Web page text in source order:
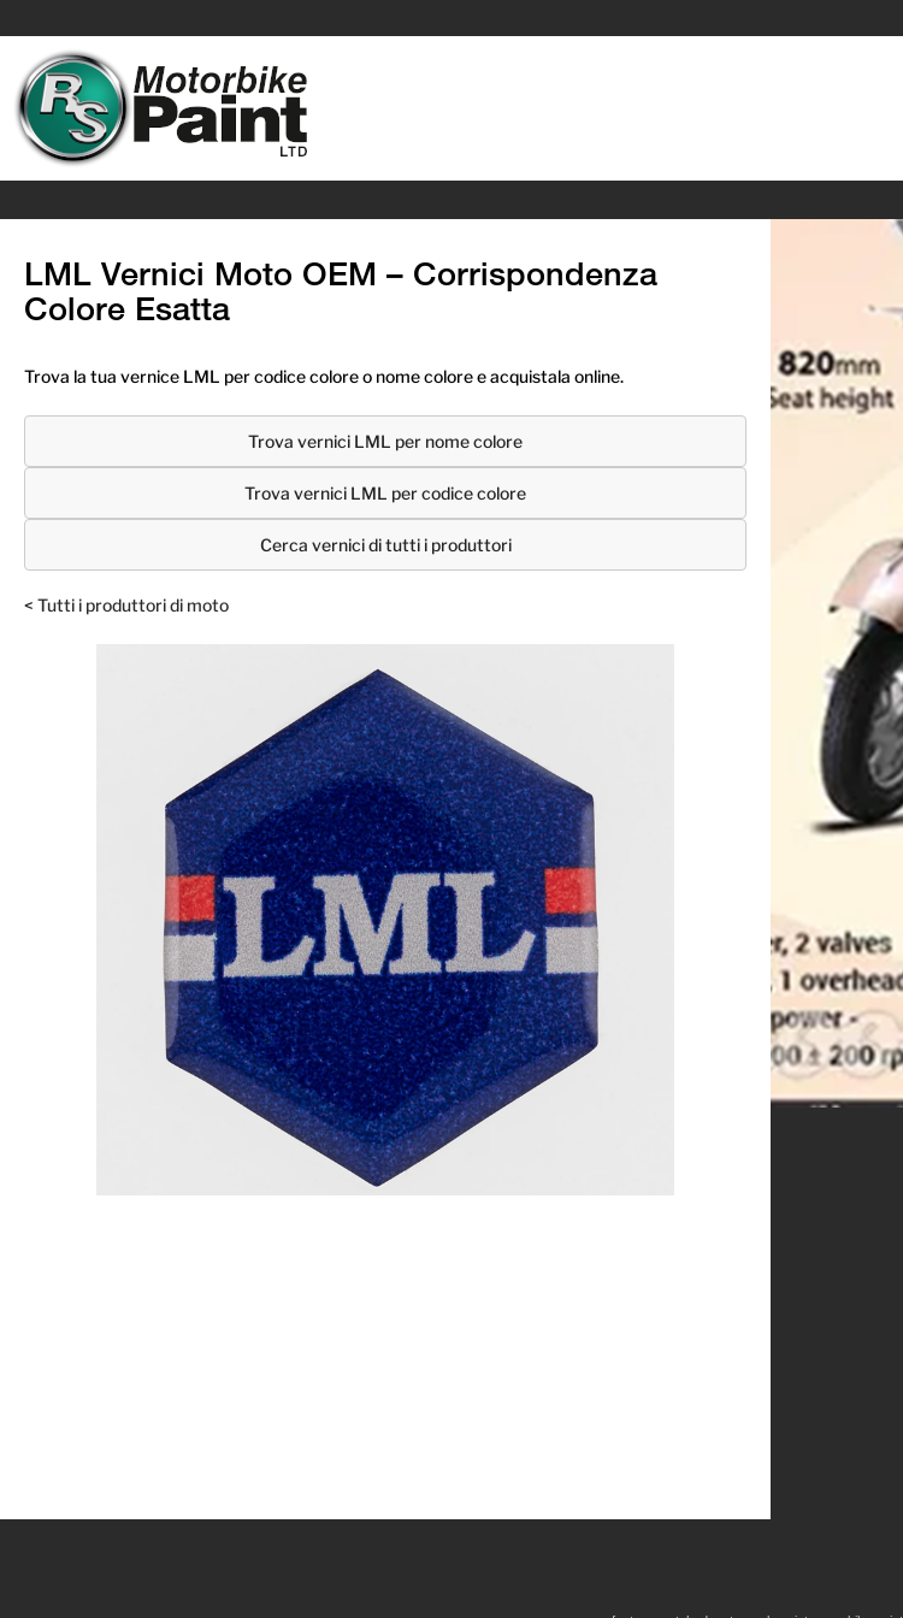
LML Vernici Moto OEM – Corrispondenza
Colore Esatta
Trova la tua vernice LML per codice colore o nome colore e acquistala online.
Trova vernici LML per nome colore
Trova vernici LML per codice colore
Cerca vernici di tutti i produttori
< Tutti i produttori di moto